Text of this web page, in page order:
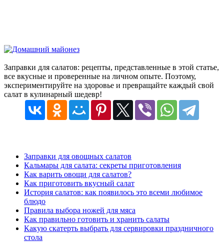
Заправки для салатов: рецепты, представленные в этой статье,
все вкусные и проверенные на личном опыте. Поэтому,
экспериментируйте на здоровье и превращайте каждый свой
салат в кулинарный шедевр!
Заправки для овощных салатов
Кальмары для салата: секреты приготовления
Как варить овощи для салатов?
Как приготовить вкусный салат
История салатов: как появилось это всеми любимое
блюдо
Правила выбора ножей для мяса
Как правильно готовить и хранить салаты
Какую скатерть выбрать для сервировки праздничного
стола